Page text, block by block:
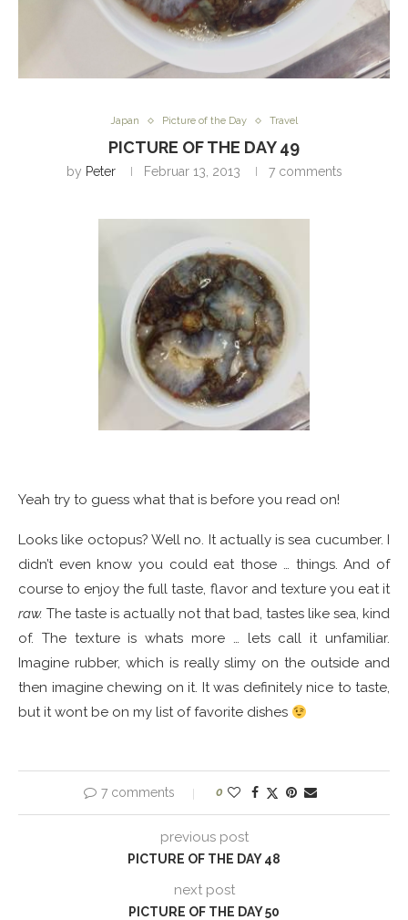
Japan Picture of the Day Travel
PICTURE OF THE DAY 49
by Peter Februar 13, 2013 7 comments
Yeah try to guess what that is before you read on!
Looks like octopus? Well no. It actually is sea cucumber. I
didn’t even know you could eat those … things. And of
course to enjoy the full taste, flavor and texture you eat it
raw. The taste is actually not that bad, tastes like sea, kind
of. The texture is whats more … lets call it unfamiliar.
Imagine rubber, which is really slimy on the outside and
then imagine chewing on it. It was definitely nice to taste,
but it wont be on my list of favorite dishes
7 comments 0
previous post
PICTURE OF THE DAY 48
next post
PICTURE OF THE DAY 50